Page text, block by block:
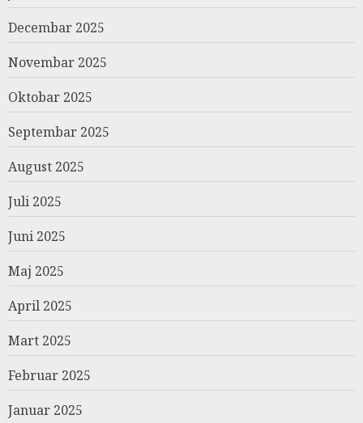
Decembar 2025
Novembar 2025
Oktobar 2025
Septembar 2025
August 2025
Juli 2025
Juni 2025
Maj 2025
April 2025
Mart 2025
Februar 2025
Januar 2025